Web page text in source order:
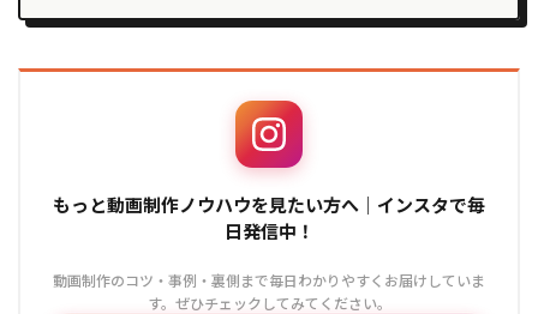
もっと動画制作ノウハウを見たい方へ｜インスタで毎
日発信中！
動画制作のコツ・事例・裏側まで毎日わかりやすくお届けしていま
す。ぜひチェックしてみてください。